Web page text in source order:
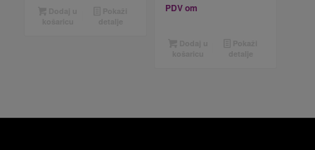
PDV om